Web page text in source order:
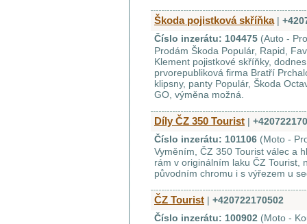
Škoda pojistková skříňka |
Číslo inzerátu: 104475 (Auto -
Prodám Škoda Populár, Rapid,
Klement pojistkové skříňky,
prvorepubliková firma Bratří
klipsny, panty Populár, Škoda
GO, výměna možná.
Díly ČZ 350 Tourist |
Číslo inzerátu: 101106 (Moto -
Vyměním, ČZ 350 Tourist válec a
rám v originálním laku ČZ Tourist,
původním chromu i s výřezem u
ČZ Tourist | +420722170502
Číslo inzerátu: 100902 (Moto -